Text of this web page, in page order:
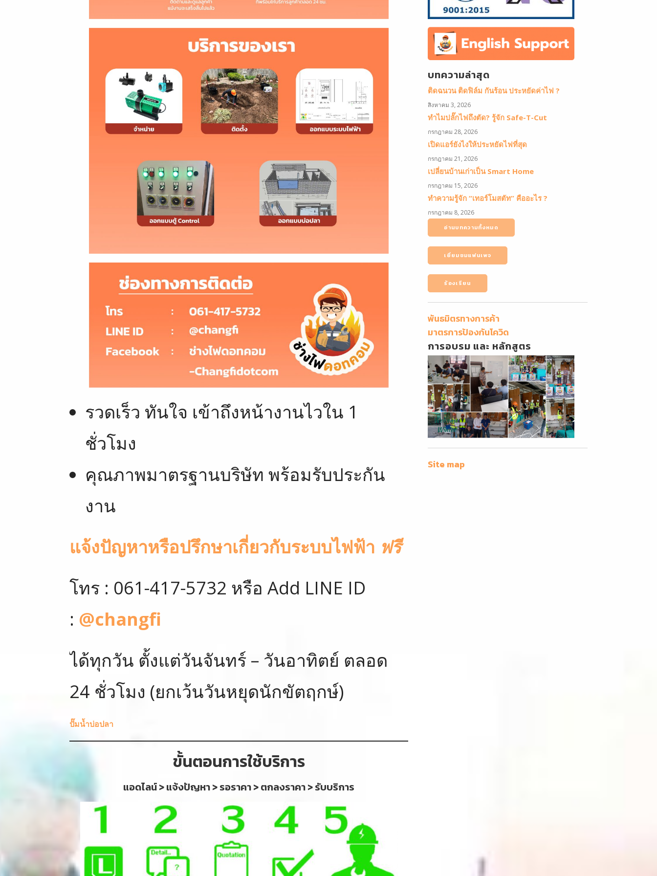
รวดเร็ว ทันใจ เข้าถึงหน้างานไวใน 1
ชั่วโมง
คุณภาพมาตรฐานบริษัท พร้อมรับประกัน
งาน
แจ้งปัญหาหรือปรึกษาเกี่ยวกับระบบไฟฟ้า ฟรี
โทร : 061-417-5732 หรือ Add LINE ID
: @changfi
ได้ทุกวัน ตั้งแต่วันจันทร์ – วันอาทิตย์ ตลอด
24 ชั่วโมง (ยกเว้นวันหยุดนักขัตฤกษ์)
ปั๊มน้ำบ่อปลา
ขั้นตอนการใช้บริการ
แอดไลน์ > แจ้งปัญหา > รอราคา > ตกลงราคา > รับบริการ
บทความล่าสุด
ติดฉนวน ติดฟิล์ม กันร้อน ประหยัดค่าไฟ ?
สิงหาคม 3, 2026
ทำไมปลั๊กไฟถึงตัด? รู้จัก Safe-T-Cut
กรกฎาคม 28, 2026
เปิดแอร์ยังไงให้ประหยัดไฟที่สุด
กรกฎาคม 21, 2026
เปลี่ยนบ้านเก่าเป็น Smart Home
กรกฎาคม 15, 2026
ทำความรู้จัก “เทอร์โมสตัท” คืออะไร ?
กรกฎาคม 8, 2026
อ่านบทความทั้งหมด
เยี่ยมชมแฟนเพจ
ร้องเรียน
พันธมิตรทางการค้า
มาตรการป้องกันโควิด
การอบรม และ หลักสูตร
Site map